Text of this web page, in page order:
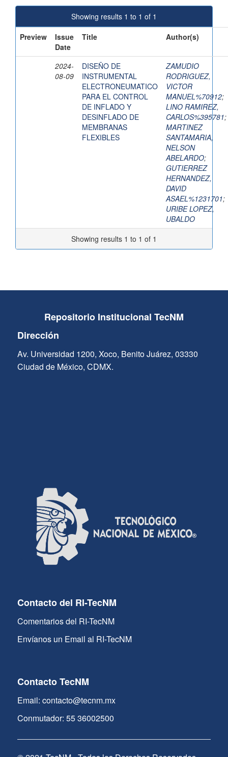
Showing results 1 to 1 of 1
Preview
Issue
Date
Title Author(s)
2024-
08-09
DISEÑO DE
INSTRUMENTAL
ELECTRONEUMATICO
PARA EL CONTROL
DE INFLADO Y
DESINFLADO DE
MEMBRANAS
FLEXIBLES
ZAMUDIO
RODRIGUEZ,
VICTOR
MANUEL%70912;
LINO RAMIREZ,
CARLOS%395781;
MARTINEZ
SANTAMARIA,
NELSON
ABELARDO;
GUTIERREZ
HERNANDEZ,
DAVID
ASAEL%1231701;
URIBE LOPEZ,
UBALDO
Showing results 1 to 1 of 1
Repositorio Institucional TecNM
Dirección
Av. Universidad 1200, Xoco, Benito Juárez, 03330
Ciudad de México, CDMX.
Contacto del RI-TecNM
Comentarios del RI-TecNM
Envíanos un Email al RI-TecNM
Contacto TecNM
Email: contacto@tecnm.mx
Conmutador: 55 36002500